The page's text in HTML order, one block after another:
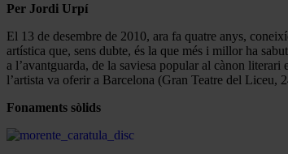
Per Jordi Urpí
El 13 de desembre de 2010, ara fa quatre anys,
artística que, sens dubte, és la que més i millor ha
a l’avantguarda, de la saviesa popular al cànon
l’artista va oferir a Barcelona (Gran Teatre del Liceu,
Fonaments sòlids